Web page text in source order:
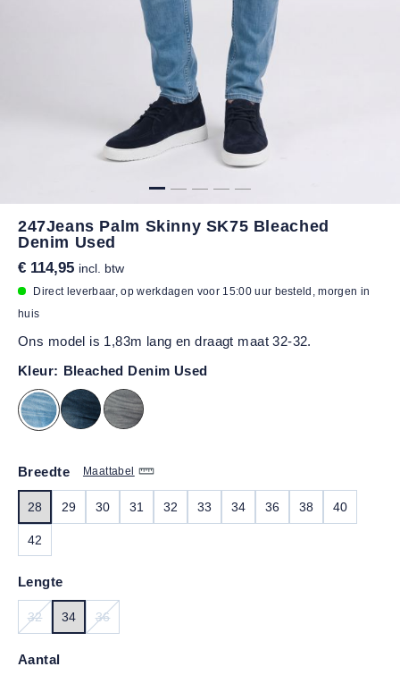
247Jeans Palm Skinny SK75 Bleached
Denim Used
€ 114,95 incl. btw
Direct leverbaar, op werkdagen voor 15:00 uur besteld, morgen in
huis
Ons model is 1,83m lang en draagt maat 32-32.
Kleur: Bleached Denim Used
Maattabel
Breedte
28 29 30 31 32 33 34 36 38 40
42
Lengte
32
(DEZE OPTIE IS MOMENTEEL NIET BESCHIKBAAR.)
34 36
Aantal